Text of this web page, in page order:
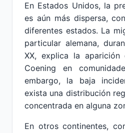
En Estados Unidos, la
es aún más dispersa,
diferentes estados. La
particular alemana,
XX, explica la aparición
Coening en
embargo, la baja
exista una distribución
concentrada en alguna
En otros continentes,